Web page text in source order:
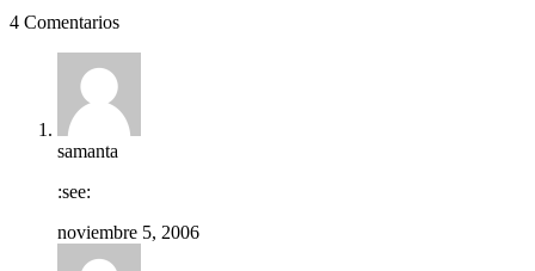
4 Comentarios
samanta
:see:
noviembre 5, 2006